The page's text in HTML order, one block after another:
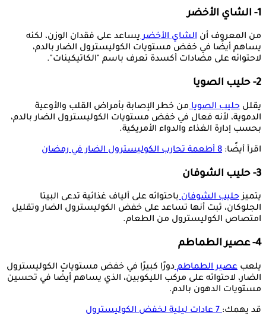
1- الشاي الأخضر
من المعروف أن الشاي الأخضريساعد على فقدان الوزن، لكنه
يساهم أيضًا في خفض مستويات الكوليسترول الضار بالدم،
لاحتوائه على مضادات أكسدة تعرف باسم "الكاتيكينات".
2- حليب الصويا
يقلل حليب الصويامن خطر الإصابة بأمراض القلب والأوعية
الدموية، لأنه فعال في خفض مستويات الكوليسترول الضار بالدم،
بحسب إدارة الغذاء والدواء الأمريكية.
اقرأ أيضًا: 8 أطعمة تحارب الكوليسترول الضار في رمضان
3- حليب الشوفان
يتميزحليب الشوفانباحتوائه على ألياف غذائية تدعى البيتا
الجلوكان، ثبت أنها تساعد على خفض الكوليسترول الضار وتقليل
امتصاص الكوليسترول من الطعام.
4- عصير الطماطم
يلعب عصير الطماطمدورًا كبيرًا في خفض مستويات الكوليسترول
الضار، لاحتوائه على مركب الليكوبين، الذي يساهم أيضًا في تحسين
مستويات الدهون بالدم.
قد يهمك:7 عادات ليلية لخفض الكوليسترول